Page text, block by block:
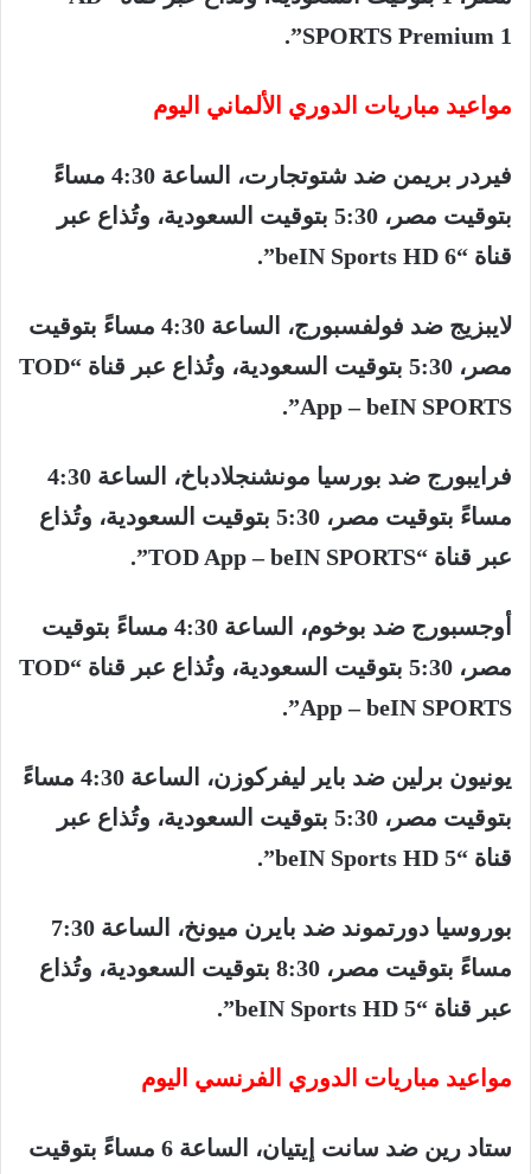
SPORTS Premium 1”.
مواعيد مباريات الدوري الألماني اليوم
فيردر بريمن ضد شتوتجارت، الساعة
مساءً
بتوقيت مصر، بتوقيت السعودية، وتُذاع عبر
قناة “beIN Sports HD 6”.
لايبزيج ضد فولفسبورج، الساعة مساءً بتوقيت
مصر،
بتوقيت السعودية، وتُذاع عبر قناة
“TOD
App – beIN SPORTS”.
فرايبورج ضد بورسيا مونشنجلادباخ، الساعة
مساءً بتوقيت مصر، بتوقيت السعودية، وتُذاع
عبر قناة “TOD App – beIN SPORTS”.
أوجسبورج ضد بوخوم، الساعة مساءً بتوقيت
مصر،
بتوقيت السعودية، وتُذاع عبر قناة
“TOD
App – beIN SPORTS”.
يونيون برلين ضد باير ليفركوزن، الساعة
مساءً
بتوقيت مصر، بتوقيت السعودية، وتُذاع عبر
قناة “beIN Sports HD 5”.
بوروسيا دورتموند ضد بايرن ميونخ، الساعة
مساءً بتوقيت مصر، بتوقيت السعودية، وتُذاع
عبر قناة “beIN Sports HD 5”.
مواعيد مباريات الدوري الفرنسي اليوم
ستاد رين ضد سانت إيتيان، الساعة مساءً بتوقيت